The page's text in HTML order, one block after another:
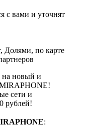
с вами и уточнят
Долями, по карте
на новый и
сети и
рублей!
: